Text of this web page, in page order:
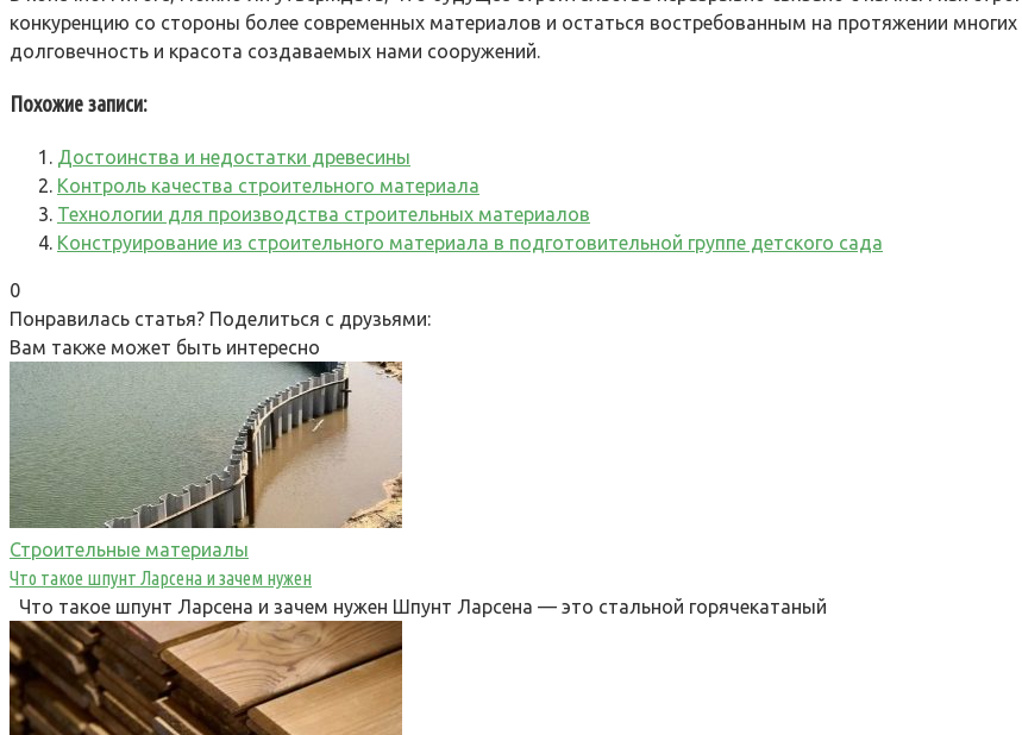
конкуренцию со стороны более современных материалов и остаться востребованным на протяжении
долговечность и красота создаваемых нами сооружений.
Похожие записи:
Достоинства и недостатки древесины
Контроль качества строительного материала
Технологии для производства строительных материалов
Конструирование из строительного материала в подготовительной группе детского сада
0
Понравилась статья? Поделиться с друзьями:
Вам также может быть интересно
Строительные материалы
Что такое шпунт Ларсена и зачем нужен
Что такое шпунт Ларсена и зачем нужен Шпунт Ларсена — это стальной горячекатаный